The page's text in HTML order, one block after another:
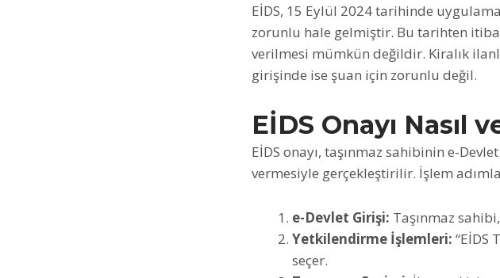
EİDS, 15 Eylül 2024 tarihinde
zorunlu hale gelmiştir. Bu tarihten
verilmesi mümkün değildir. Kiralık
girişinde ise şuan için zorunlu değil.
EİDS Onayı Nasıl
EİDS onayı, taşınmaz sahibinin e-
vermesiyle gerçekleştirilir. İşlem
e-Devlet Girişi: Taşınmaz
Yetkilendirme İşlemleri: “EİDS
seçer. ​